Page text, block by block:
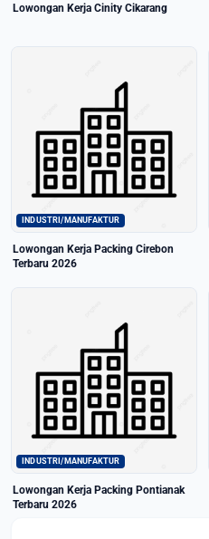
Lowongan Kerja Cinity Cikarang
INDUSTRI/MANUFAKTUR
Lowongan Kerja Packing Cirebon
Terbaru 2026
INDUSTRI/MANUFAKTUR
Lowongan Kerja Packing Pontianak
Terbaru 2026